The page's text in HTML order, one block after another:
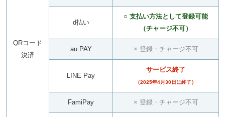
QRコード
決済
d払い
○ 支払い方法として登録可能
（チャージ不可）
au PAY × 登録・チャージ不可
LINE Pay
サービス終了
（2025年4月30日に終了）
FamiPay × 登録・チャージ不可